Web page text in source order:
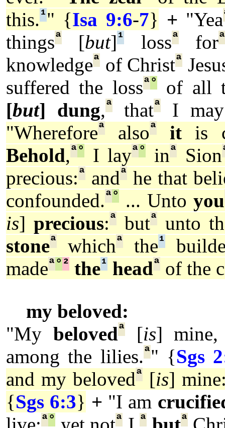
this.¹" {Isa 9:6-7} + "Yea
thingsª [but]¹ lossªforª
knowledgeª of Christª
suffered the lossª°of all
[but] dung,ª thatª
I
"Whereforeª alsoª it is
Behold,ª° I layª° inª Sion
precious:ª andª he that
confounded.ª° ... Unto you
is] precious:ª butª
unto
stoneª whichª the¹
madeª° ² the¹ headª of the
my beloved:
"My belovedª[is]
among the lilies.ª" {Sgs
and my belovedª [is]
{Sgs 6:3} + "I am
ª° ª ª ª